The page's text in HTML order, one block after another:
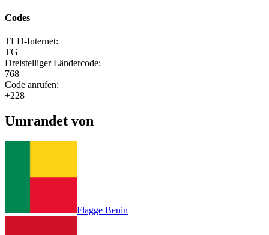
Codes
TLD-Internet:
TG
Dreistelliger Ländercode:
768
Code anrufen:
+228
Umrandet von
Flagge Benin